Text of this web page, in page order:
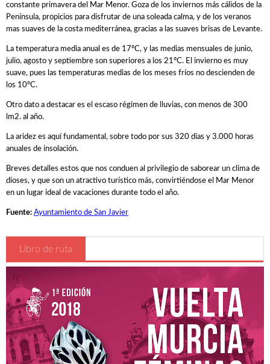
Dossier Corporativo
Noticias
Acreditaciones
Guia Circulación en Carrera
Turismo
constante primavera del Mar Menor. Goza de los inviernos más cálidos de la
Península, propicios para disfrutar de una soleada calma, y de los veranos
mas suaves de la costa mediterránea, gracias a las suaves brisas de Levante.
La temperatura media anual es de 17ºC, y las medias mensuales de junio,
julio, agosto y septiembre son superiores a los 21ºC. El invierno es muy
suave, pues las temperaturas medias de los meses fríos no descienden de
los 10ºC.
Otro dato a destacar es el escaso régimen de lluvias, con menos de 300
lm2. al año.
La aridez es aquí fundamental, sobre todo por sus 320 días y 3.000 horas
anuales de insolación.
Breves detalles estos que nos conduen al privilegio de saborear un clima de
dioses, y que son un atractivo turístico más, convirtiéndose el Mar Menor
en un lugar ideal de vacaciones durante todo el año.
Fuente: Ayuntamiento de San Javier
Libro de ruta